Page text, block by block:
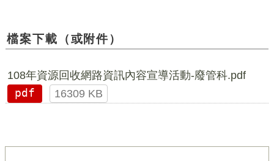
檔案下載（或附件）
108年資源回收網路資訊內容宣導活動-廢管科.pdf
pdf
16309 KB